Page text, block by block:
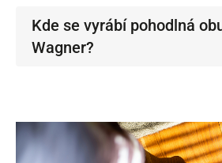
Kde se vyrábí pohodlná
Wagner?